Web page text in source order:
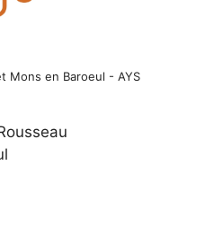
Mons en Baroeul - AYS